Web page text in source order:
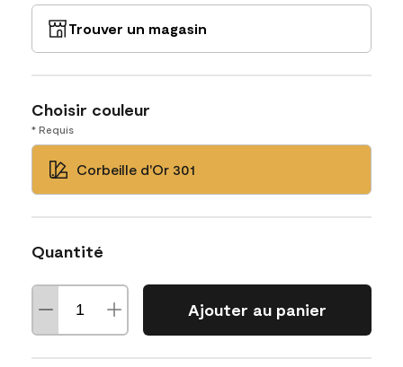
Trouver un magasin
Choisir couleur
* Requis
Corbeille d'Or 301
Quantité
Ajouter au panier